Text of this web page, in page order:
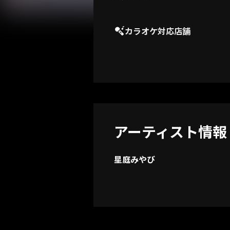
カラオケ対応店舗
アーティスト情報
星庭みやび